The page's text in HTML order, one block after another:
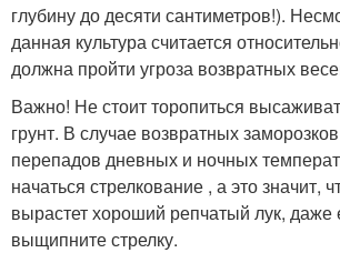
глубину до десяти сантиметров!).
данная культура считается
должна пройти угроза возвратных
Важно! Не стоит торопиться
грунт. В случае возвратных
перепадов дневных и ночных
начаться стрелкование , а это значит,
вырастет хороший репчатый лук, даже
выщипните стрелку.